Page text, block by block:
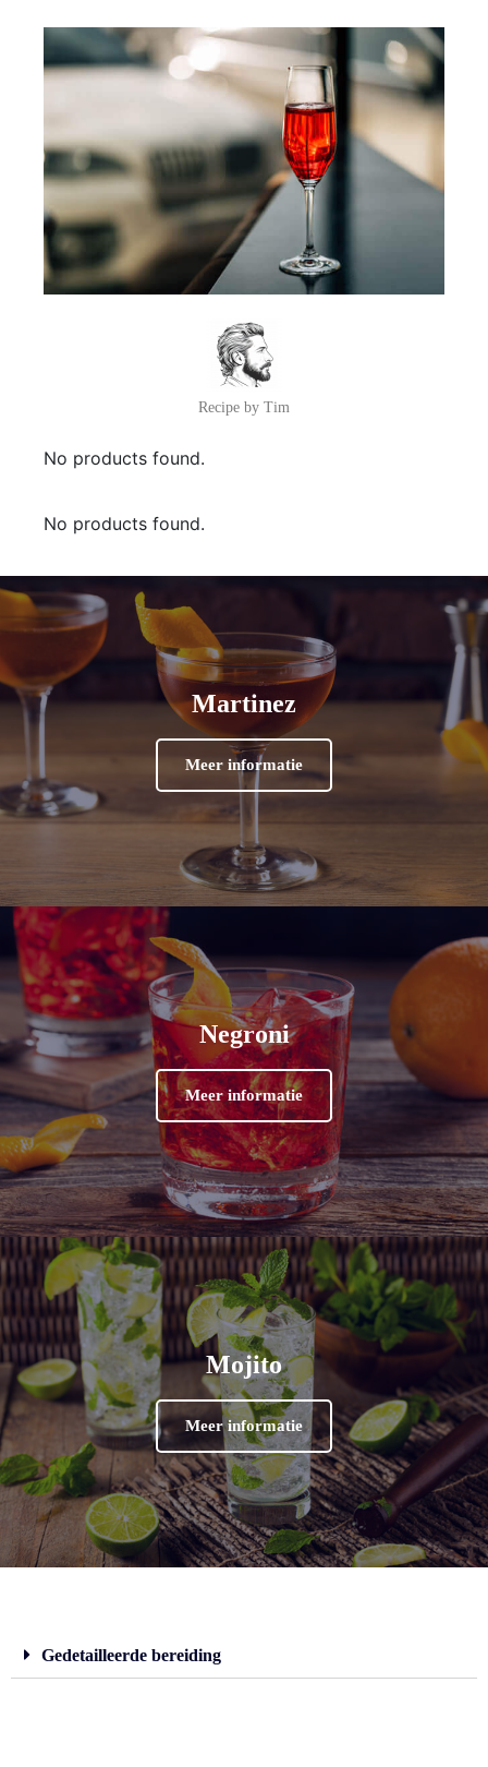
Recipe by Tim
No products found.
No products found.
Martinez
Meer informatie
Negroni
Meer informatie
Mojito
Meer informatie
Gedetailleerde bereiding